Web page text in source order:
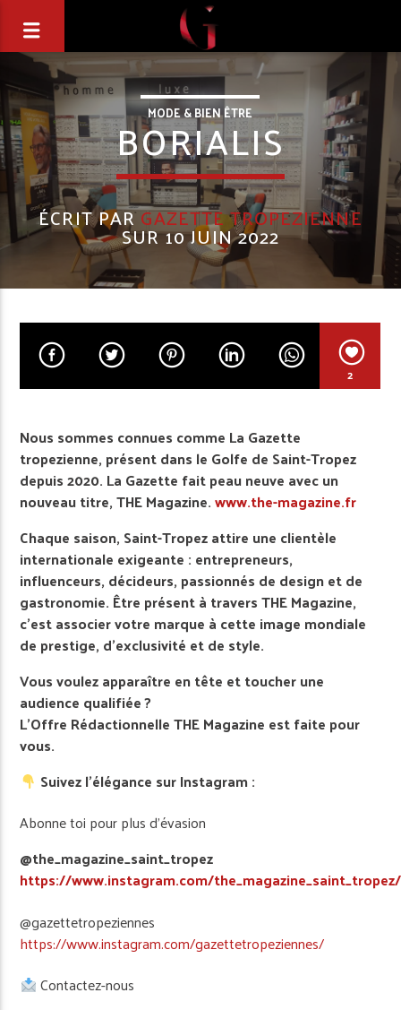
MODE & BIEN ÊTRE
BORIALIS
ÉCRIT PARGAZETTE TROPEZIENNE
SUR 10 JUIN 2022
2
Nous sommes connues comme La Gazette
tropezienne, présent dans le Golfe de Saint-Tropez
depuis 2020. La Gazette fait peau neuve avec un
nouveau titre, THE Magazine.www.the-magazine.fr
Chaque saison, Saint-Tropez attire une clientèle
internationale exigeante : entrepreneurs,
influenceurs, décideurs, passionnés de design et de
gastronomie. Être présent à travers THE Magazine,
c’est associer votre marque à cette image mondiale
de prestige, d’exclusivité et de style.
Vous voulez apparaître en tête et toucher une
audience qualifiée ?
L’Offre Rédactionnelle THE Magazine est faite pour
vous.
Suivez l’élégance sur Instagram :
Abonne toi pour plus d’évasion
@the_magazine_saint_tropez
https://www.instagram.com/the_magazine_saint_tropez/
@gazettetropeziennes
https://www.instagram.com/gazettetropeziennes/
Contactez-nous